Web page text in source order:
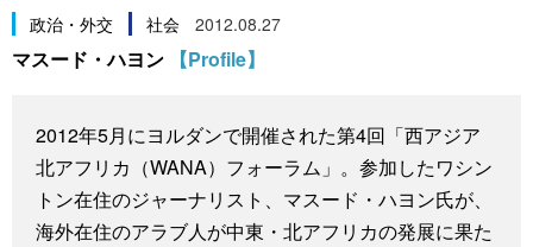
社会
科学・技術
暮らし
旅と暮らし
Books
Cinema
暮らし
政治・外交 社会 2012.08.27
マスード・ハヨン 【Profile】
2012年5月にヨルダンで開催された第4回「西アジア
北アフリカ（WANA）フォーラム」。参加したワシン
トン在住のジャーナリスト、マスード・ハヨン氏が、
海外在住のアラブ人が中東・北アフリカの発展に果た